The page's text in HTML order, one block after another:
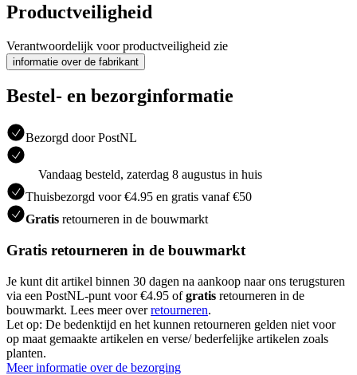
Productveiligheid
Verantwoordelijk voor productveiligheid zie
informatie over de fabrikant
Bestel- en bezorginformatie
Bezorgd door PostNL
Vandaag besteld, zaterdag 8 augustus in huis
Thuisbezorgd voor €4.95 en gratis vanaf €50
Gratis retourneren in de bouwmarkt
Gratis retourneren in de bouwmarkt
Je kunt dit artikel binnen 30 dagen na aankoop naar ons terugsturen
via een PostNL-punt voor €4.95 ofgratis retourneren in de
bouwmarkt. Lees meer overretourneren.
Let op: De bedenktijd en het kunnen retourneren gelden niet voor
op maat gemaakte artikelen en verse/ bederfelijke artikelen zoals
planten.
Meer informatie over de bezorging